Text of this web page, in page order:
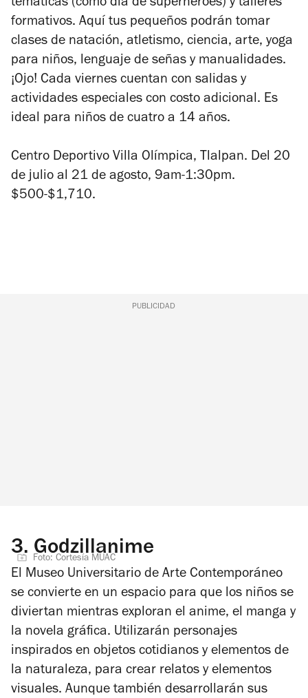
temáticas (como día de superhéroes) y talleres
formativos. Aquí tus pequeños podrán tomar
clases de natación, atletismo, ciencia, arte, yoga
para niños, lenguaje de señas y manualidades.
¡Ojo! Cada viernes cuentan con salidas y
actividades especiales con costo adicional. Es
ideal para niños de cuatro a 14 años.
Centro Deportivo Villa Olímpica, Tlalpan. Del 20
de julio al 21 de agosto, 9am-1:30pm.
$500-$1,710.
PUBLICIDAD
3. Godzillanime
Foto: Cortesía MUAC
El Museo Universitario de Arte Contemporáneo
se convierte en un espacio para que los niños se
diviertan mientras exploran el anime, el manga y
la novela gráfica. Utilizarán personajes
inspirados en objetos cotidianos y elementos de
la naturaleza, para crear relatos y elementos
visuales. Aunque también desarrollarán sus